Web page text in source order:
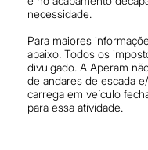
necessidade.
Para maiores
abaixo. Todos os
divulgado. A Aperam
de andares de escada
carrega em veículo
para essa atividade.